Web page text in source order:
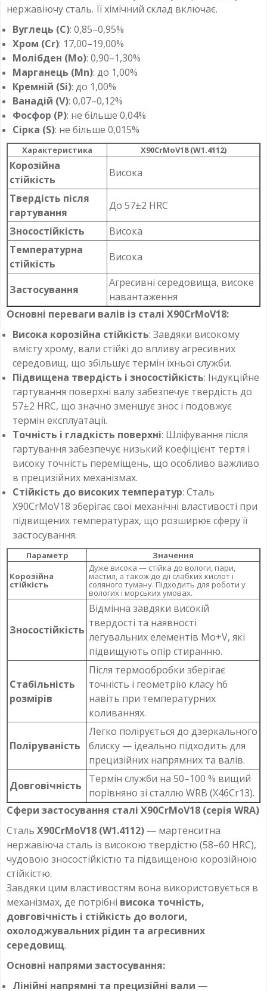
нержавіючу сталь. Її хімічний склад включає.
Вуглець (C): 0,85–0,95%
Хром (Cr): 17,00–19,00%
Молібден (Mo): 0,90–1,30%
Марганець (Mn): до 1,00%
Кремній (Si): до 1,00%
Ванадій (V): 0,07–0,12%
Фосфор (P): не більше 0,04%
Сірка (S): не більше 0,015%
Характеристика X90CrMoV18 (W1.4112)
Корозійна
стійкість
Висока
Твердість після
гартування
До 57±2 HRC
Зносостійкість
Висока
Температурна
стійкість
Висока
Застосування
Агресивні середовища, високе
навантаження
Основні переваги валів із сталі X90CrMoV18:
Висока корозійна стійкість: Завдяки високому
вмісту хрому, вали стійкі до впливу агресивних
середовищ, що збільшує термін їхньої служби.
Підвищена твердість і зносостійкість: Індукційне
гартування поверхні валу забезпечує твердість до
57±2 HRC, що значно зменшує знос і подовжує
термін експлуатації.
Точність і гладкість поверхні: Шліфування після
гартування забезпечує низький коефіцієнт тертя і
високу точність переміщень, що особливо важливо
в прецизійних механізмах.
Стійкість до високих температур: Сталь
X90CrMoV18 зберігає свої механічні властивості при
підвищених температурах, що розширює сферу її
застосування.
Параметр
Значення
Корозійна
стійкість
Дуже висока — стійка до вологи, пари,
мастил, а також до дії слабких кислот і
соляного туману. Підходить для роботи у
вологих і морських умовах.
Зносостійкість
Відмінна завдяки високій
твердості та наявності
легувальних елементів Mo+V, які
підвищують опір стиранню.
Стабільність
розмірів
Після термообробки зберігає
точність і геометрію класу h6
навіть при температурних
коливаннях.
Поліруваність
Легко полірується до дзеркального
блиску — ідеально підходить для
прецизійних напрямних та валів.
Довговічність
Термін служби на 50–100 % вищий
порівняно зі сталлю WRB (X46Cr13).
Сфери застосування сталі X90CrMoV18 (серія WRA)
Сталь X90CrMoV18 (W1.4112) — мартенситна
нержавіюча сталь із високою твердістю (58–60 HRC),
чудовою зносостійкістю та підвищеною корозійною
стійкістю.
Завдяки цим властивостям вона використовується в
механізмах, де потрібні висока точність,
довговічність і стійкість до вологи,
охолоджувальних рідин та агресивних
середовищ.
Основні напрями застосування:
Лінійні напрямні та прецизійні вали —